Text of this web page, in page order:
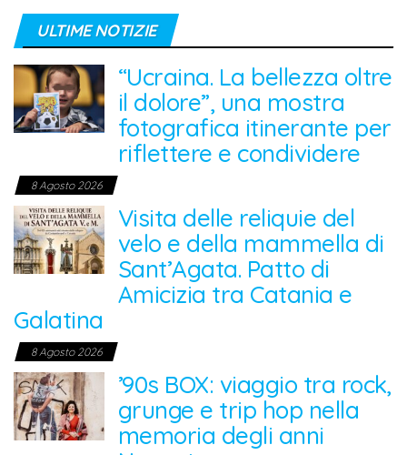
ULTIME NOTIZIE
“Ucraina. La bellezza oltre
il dolore”, una mostra
fotografica itinerante per
riflettere e condividere
8 Agosto 2026
Visita delle reliquie del
velo e della mammella di
Sant’Agata. Patto di
Amicizia tra Catania e
Galatina
8 Agosto 2026
’90s BOX: viaggio tra rock,
grunge e trip hop nella
memoria degli anni